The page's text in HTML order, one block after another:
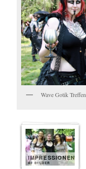
Wave Gotik Treffen
IMPRESSIONEN
40 BILDER